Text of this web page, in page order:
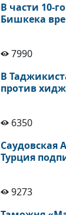
В части 10-
Бишкека
7990
В
против
6350
Саудовская
Турция
9273